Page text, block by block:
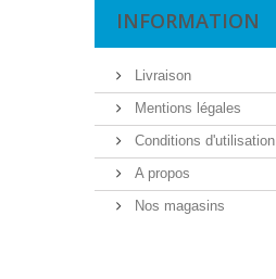
INFORMATION
Livraison
Mentions légales
Conditions d'utilisation
A propos
Nos magasins